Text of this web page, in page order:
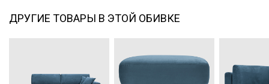
ДРУГИЕ ТОВАРЫ В ЭТОЙ ОБИВКЕ